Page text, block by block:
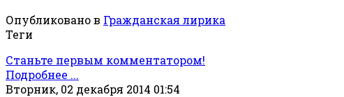
Опубликовано в Гражданская лирика
Теги
Станьте первым комментатором!
Подробнее ...
Вторник, 02 декабря 2014 01:54